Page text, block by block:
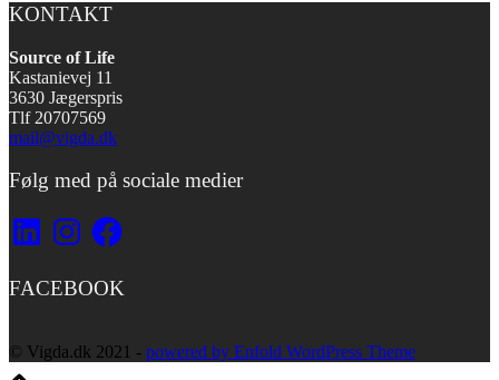
KONTAKT
Source of Life
Kastanievej 11
3630 Jægerspris
Tlf 20707569
mail@vigda.dk
Følg med på sociale medier
LinkedInInstagramFacebook
FACEBOOK
© Vigda.dk 2021 - powered by Enfold WordPress Theme